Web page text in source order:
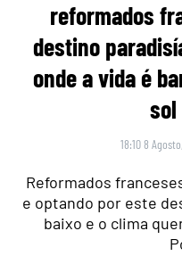
reformados
destino
onde a vida é
sol
18:10 8
Reformados
e optando por este
baixo e o clima